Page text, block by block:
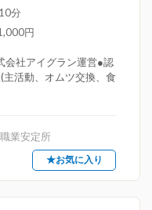
分
円
会社アイグラン運営●認
活動、オムツ交換、食
業安定所
★お気に入り